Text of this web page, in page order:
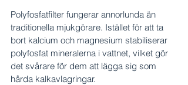
Polyfosfatfilter fungerar annorlunda än
traditionella mjukgörare. Istället för att ta
bort kalcium och magnesium stabiliserar
polyfosfat mineralerna i vattnet, vilket gör
det svårare för dem att lägga sig som
hårda kalkavlagringar.